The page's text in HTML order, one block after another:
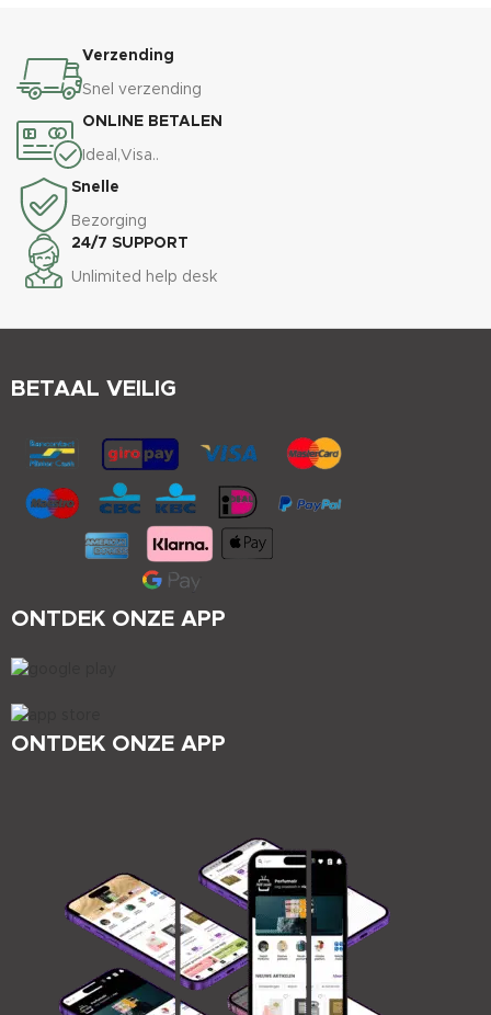
Verzending
Snel verzending
ONLINE BETALEN
Ideal,Visa..
Snelle
Bezorging
24/7 SUPPORT
Unlimited help desk
ONTDEK ONZE APP
ONTDEK ONZE APP
BETAAL VEILIG